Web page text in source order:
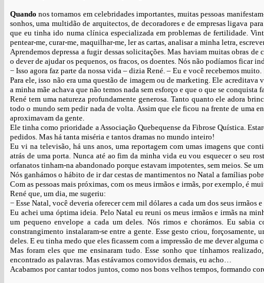
Quando nos tornamos em celebridades importantes, muitas pessoas
sonhos, uma multidão de arquitectos, de decoradores e de empresas ligava
que eu tinha ido numa clínica especializada em problemas de fertilidade.
pentear-me, curar-me, maquilhar-me, ler as cartas, analisar a minha letra,
Aprendemos depressa a fugir dessas solicitações. Mas haviam muitas obras
o dever de ajudar os pequenos, os fracos, os doentes. Nós não podíamos ficar
− Isso agora faz parte da nossa vida – dizia René. – Eu e você recebemos muito.
Para ele, isso não era uma questão de imagem ou de marketing. Ele
a minha mãe achava que não temos nada sem esforço e que o que se conquista
René tem uma natureza profundamente generosa. Tanto quanto ele adora
todo o mundo sem pedir nada de volta. Assim que ele ficou na frente de uma
aproximavam da gente.
Ele tinha como prioridade a Associação Quebequense da Fibrose Quística.
pedidos. Mas há tanta miséria e tantos dramas no mundo inteiro!
Eu vi na televisão, há uns anos, uma reportagem com umas imagens que
atrás de uma porta. Nunca até ao fim da minha vida eu vou esquecer o seu
orfanatos tinham-na abandonado porque estavam impotentes, sem meios. Se
Nós ganhámos o hábito de ir dar cestas de mantimentos no Natal a famílias
Com as pessoas mais próximas, com os meus irmãos e irmãs, por exemplo, é
René que, um dia, me sugeriu:
− Esse Natal, você deveria oferecer cem mil dólares a cada um dos seus irmãos e
Eu achei uma óptima ideia. Pelo Natal eu reuni os meus irmãos e irmãs na
um pequeno envelope a cada um deles. Nós rimos e chorámos. Eu sabia
constrangimento instalaram-se entre a gente. Esse gesto criou,
deles. E eu tinha medo que eles ficassem com a impressão de me dever alguma
Mas foram eles que me ensinaram tudo. Esse sonho que tínhamos
encontrado as palavras. Mas estávamos comovidos demais, eu acho…
Acabamos por cantar todos juntos, como nos bons velhos tempos, formando